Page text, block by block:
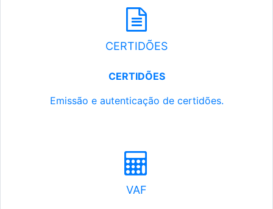
CERTIDÕES
CERTIDÕES
Emissão e autenticação de certidões.
VAF